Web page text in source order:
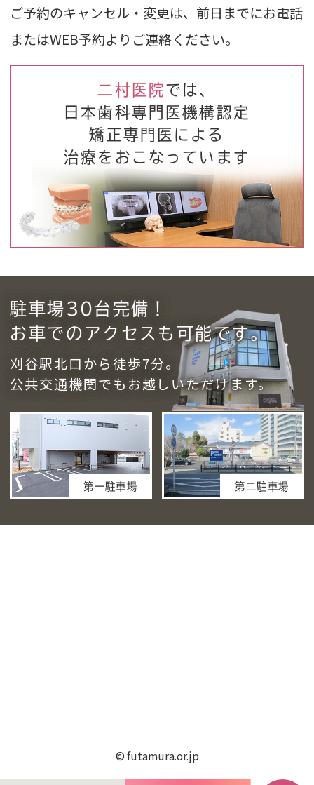
ご予約のキャンセル・変更は、前日までにお電話
またはWEB予約よりご連絡ください。
二村医院では、
日本歯科専門医機構認定
矯正専門医による
治療をおこなっています
駐車場30台完備！
お車でのアクセスも可能です。
刈谷駅北口から徒歩7分。
公共交通機関でもお越しいただけます。
第一駐車場 第二駐車場
© futamura.or.jp